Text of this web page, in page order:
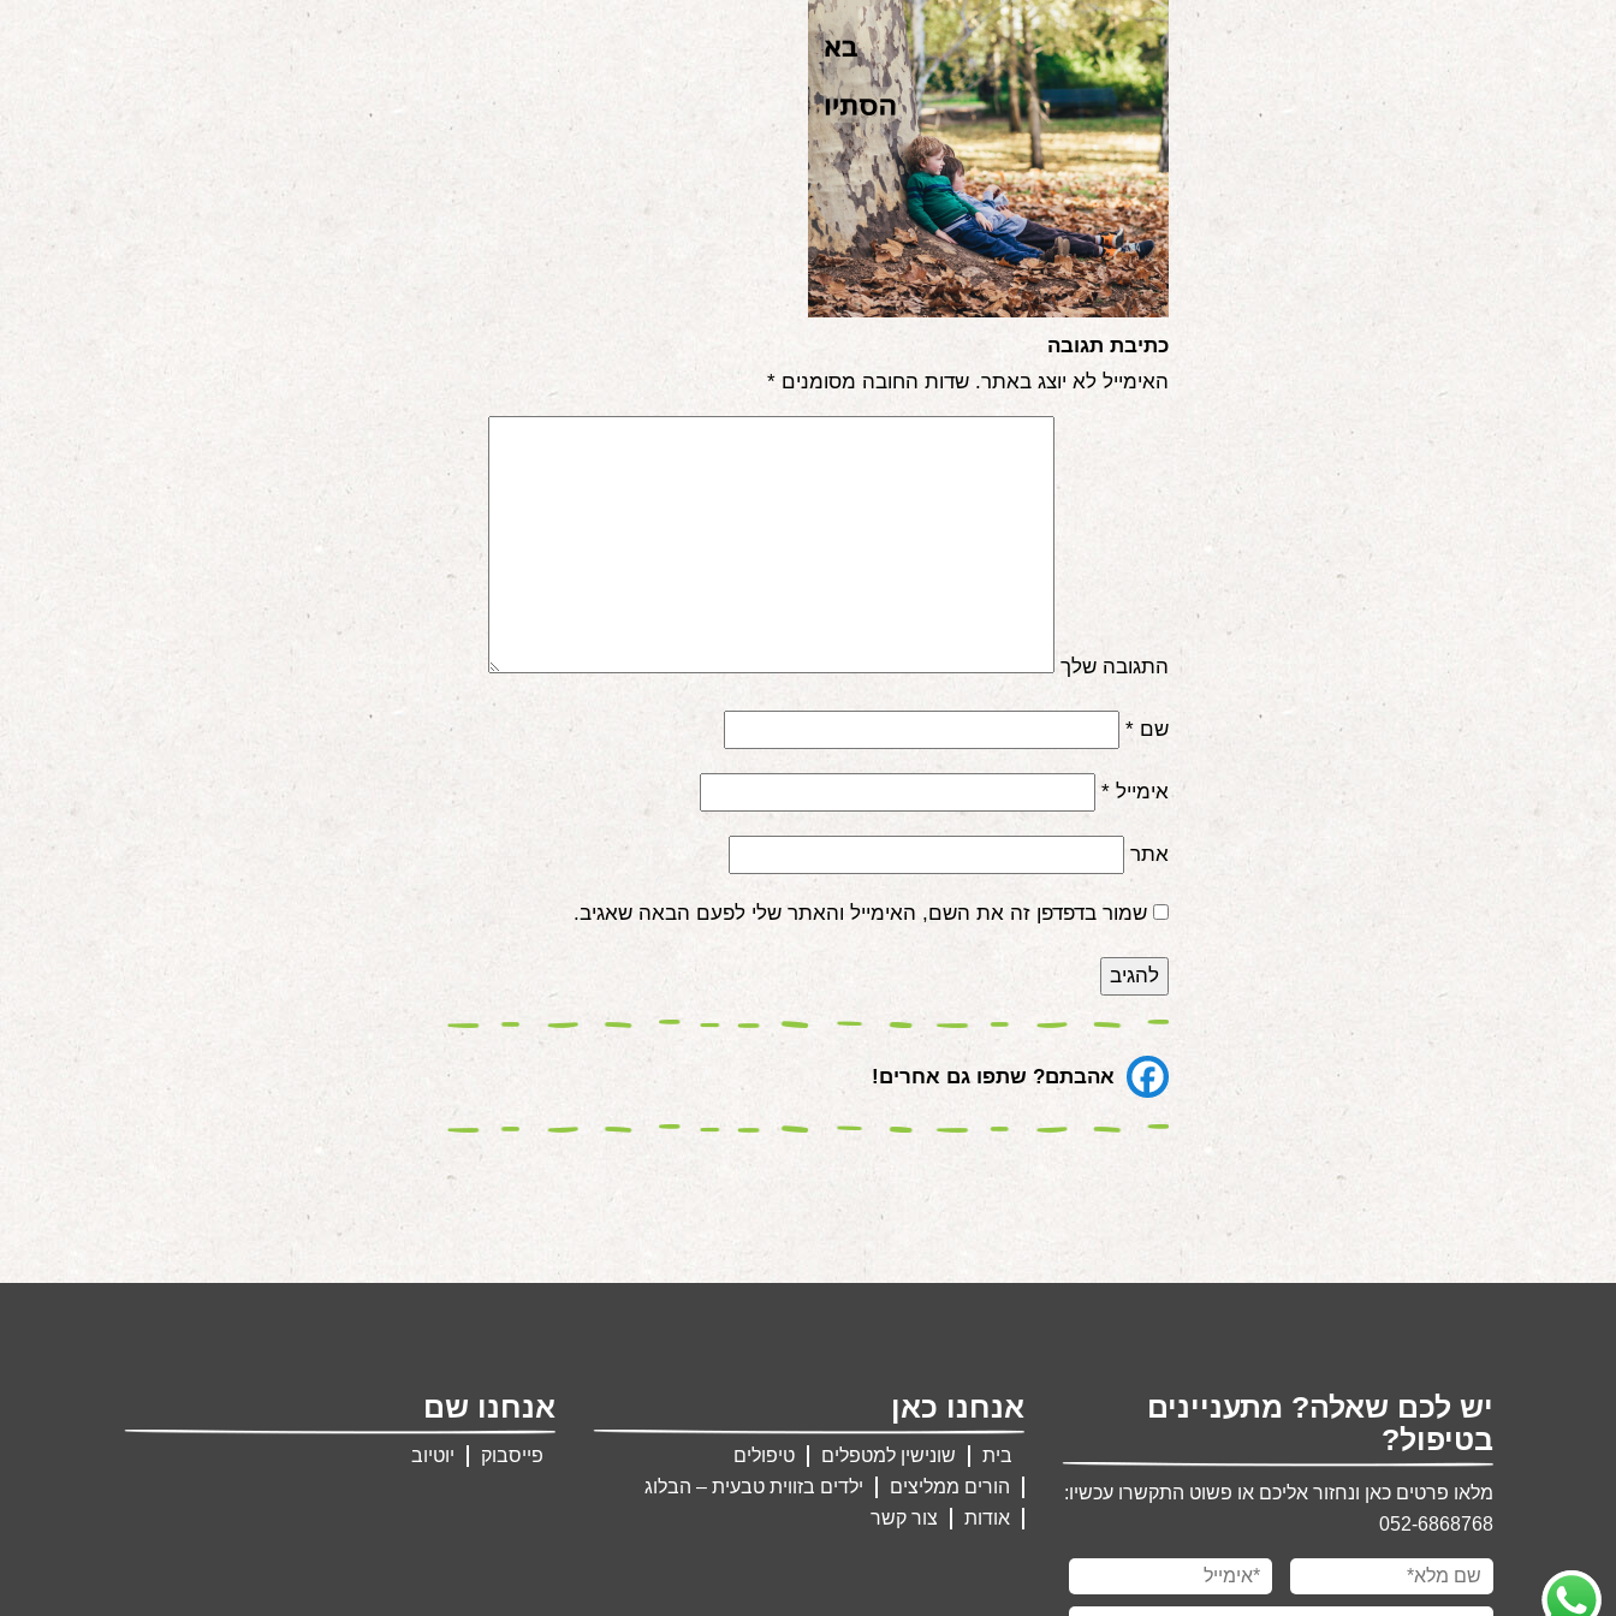
כתיבת תגובה
האימייל לא יוצג באתר. שדות החובה מסומנים *
התגובה שלך
שם *
אימייל *
אתר
שמור בדפדפן זה את השם, האימייל והאתר שלי לפעם הבאה שאגיב.
אהבתם? שתפו גם אחרים!
יש לכם שאלה? מתעניינים
בטיפול?
מלאו פרטים כאן ונחזור אליכם או פשוט התקשרו עכשיו:
052-6868768
אנחנו כאן
בית שונישין למטפלים
טיפולים
הורים ממליצים
ילדים בזווית טבעית – הבלוג
אודות
צור קשר
אנחנו שם
פייסבוק יוטיוב